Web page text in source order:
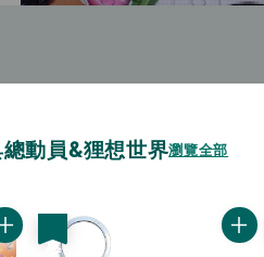
動員&狸想世界瀏覽全部